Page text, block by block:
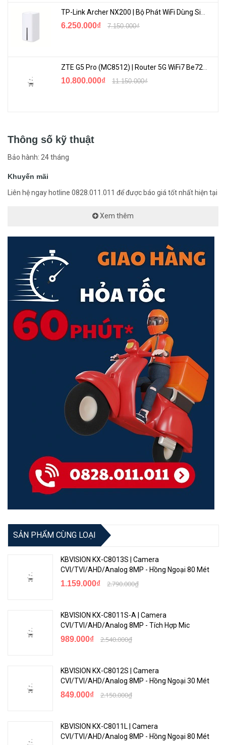
6.250.000₫ 7.150.000₫
10.800.000₫ 11.150.000₫
Thông số kỹ thuật
Bảo hành: 24 tháng
Khuyến mãi
Liên hệ ngay hotline 0828.011.011 để được báo giá tốt nhất hiện tại
Xem thêm
SẢN PHẨM CÙNG LOẠI
KBVISION KX-C8013S | Camera
CVI/TVI/AHD/Analog 8MP - Hồng Ngoại 80 Mét
1.159.000₫ 2.790.000₫
KBVISION KX-C8011S-A | Camera
CVI/TVI/AHD/Analog 8MP - Tích Hợp Mic
989.000₫ 2.540.000₫
KBVISION KX-C8012S | Camera
CVI/TVI/AHD/Analog 8MP - Hồng Ngoại 30 Mét
849.000₫ 2.150.000₫
KBVISION KX-C8011L | Camera
CVI/TVI/AHD/Analog 8MP - Hồng Ngoại 80 Mét